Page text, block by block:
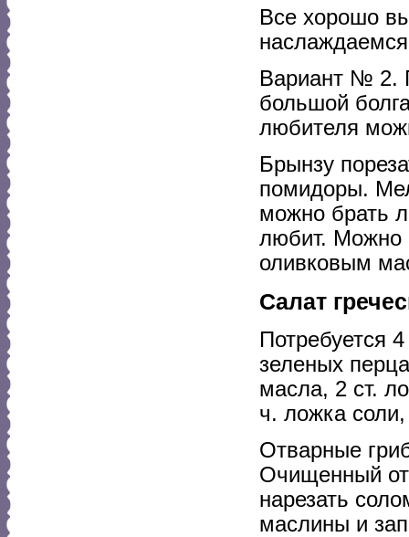
Все хорошо
Вариант № 2.
большой
любителя
Брынзу
помидоры.
можно брать
любит. Можно
оливковым
Салат
Потребуется
зеленых
масла, 2 ст.
ч. ложка
Отварные
Очищенный от
нарезать
маслины и